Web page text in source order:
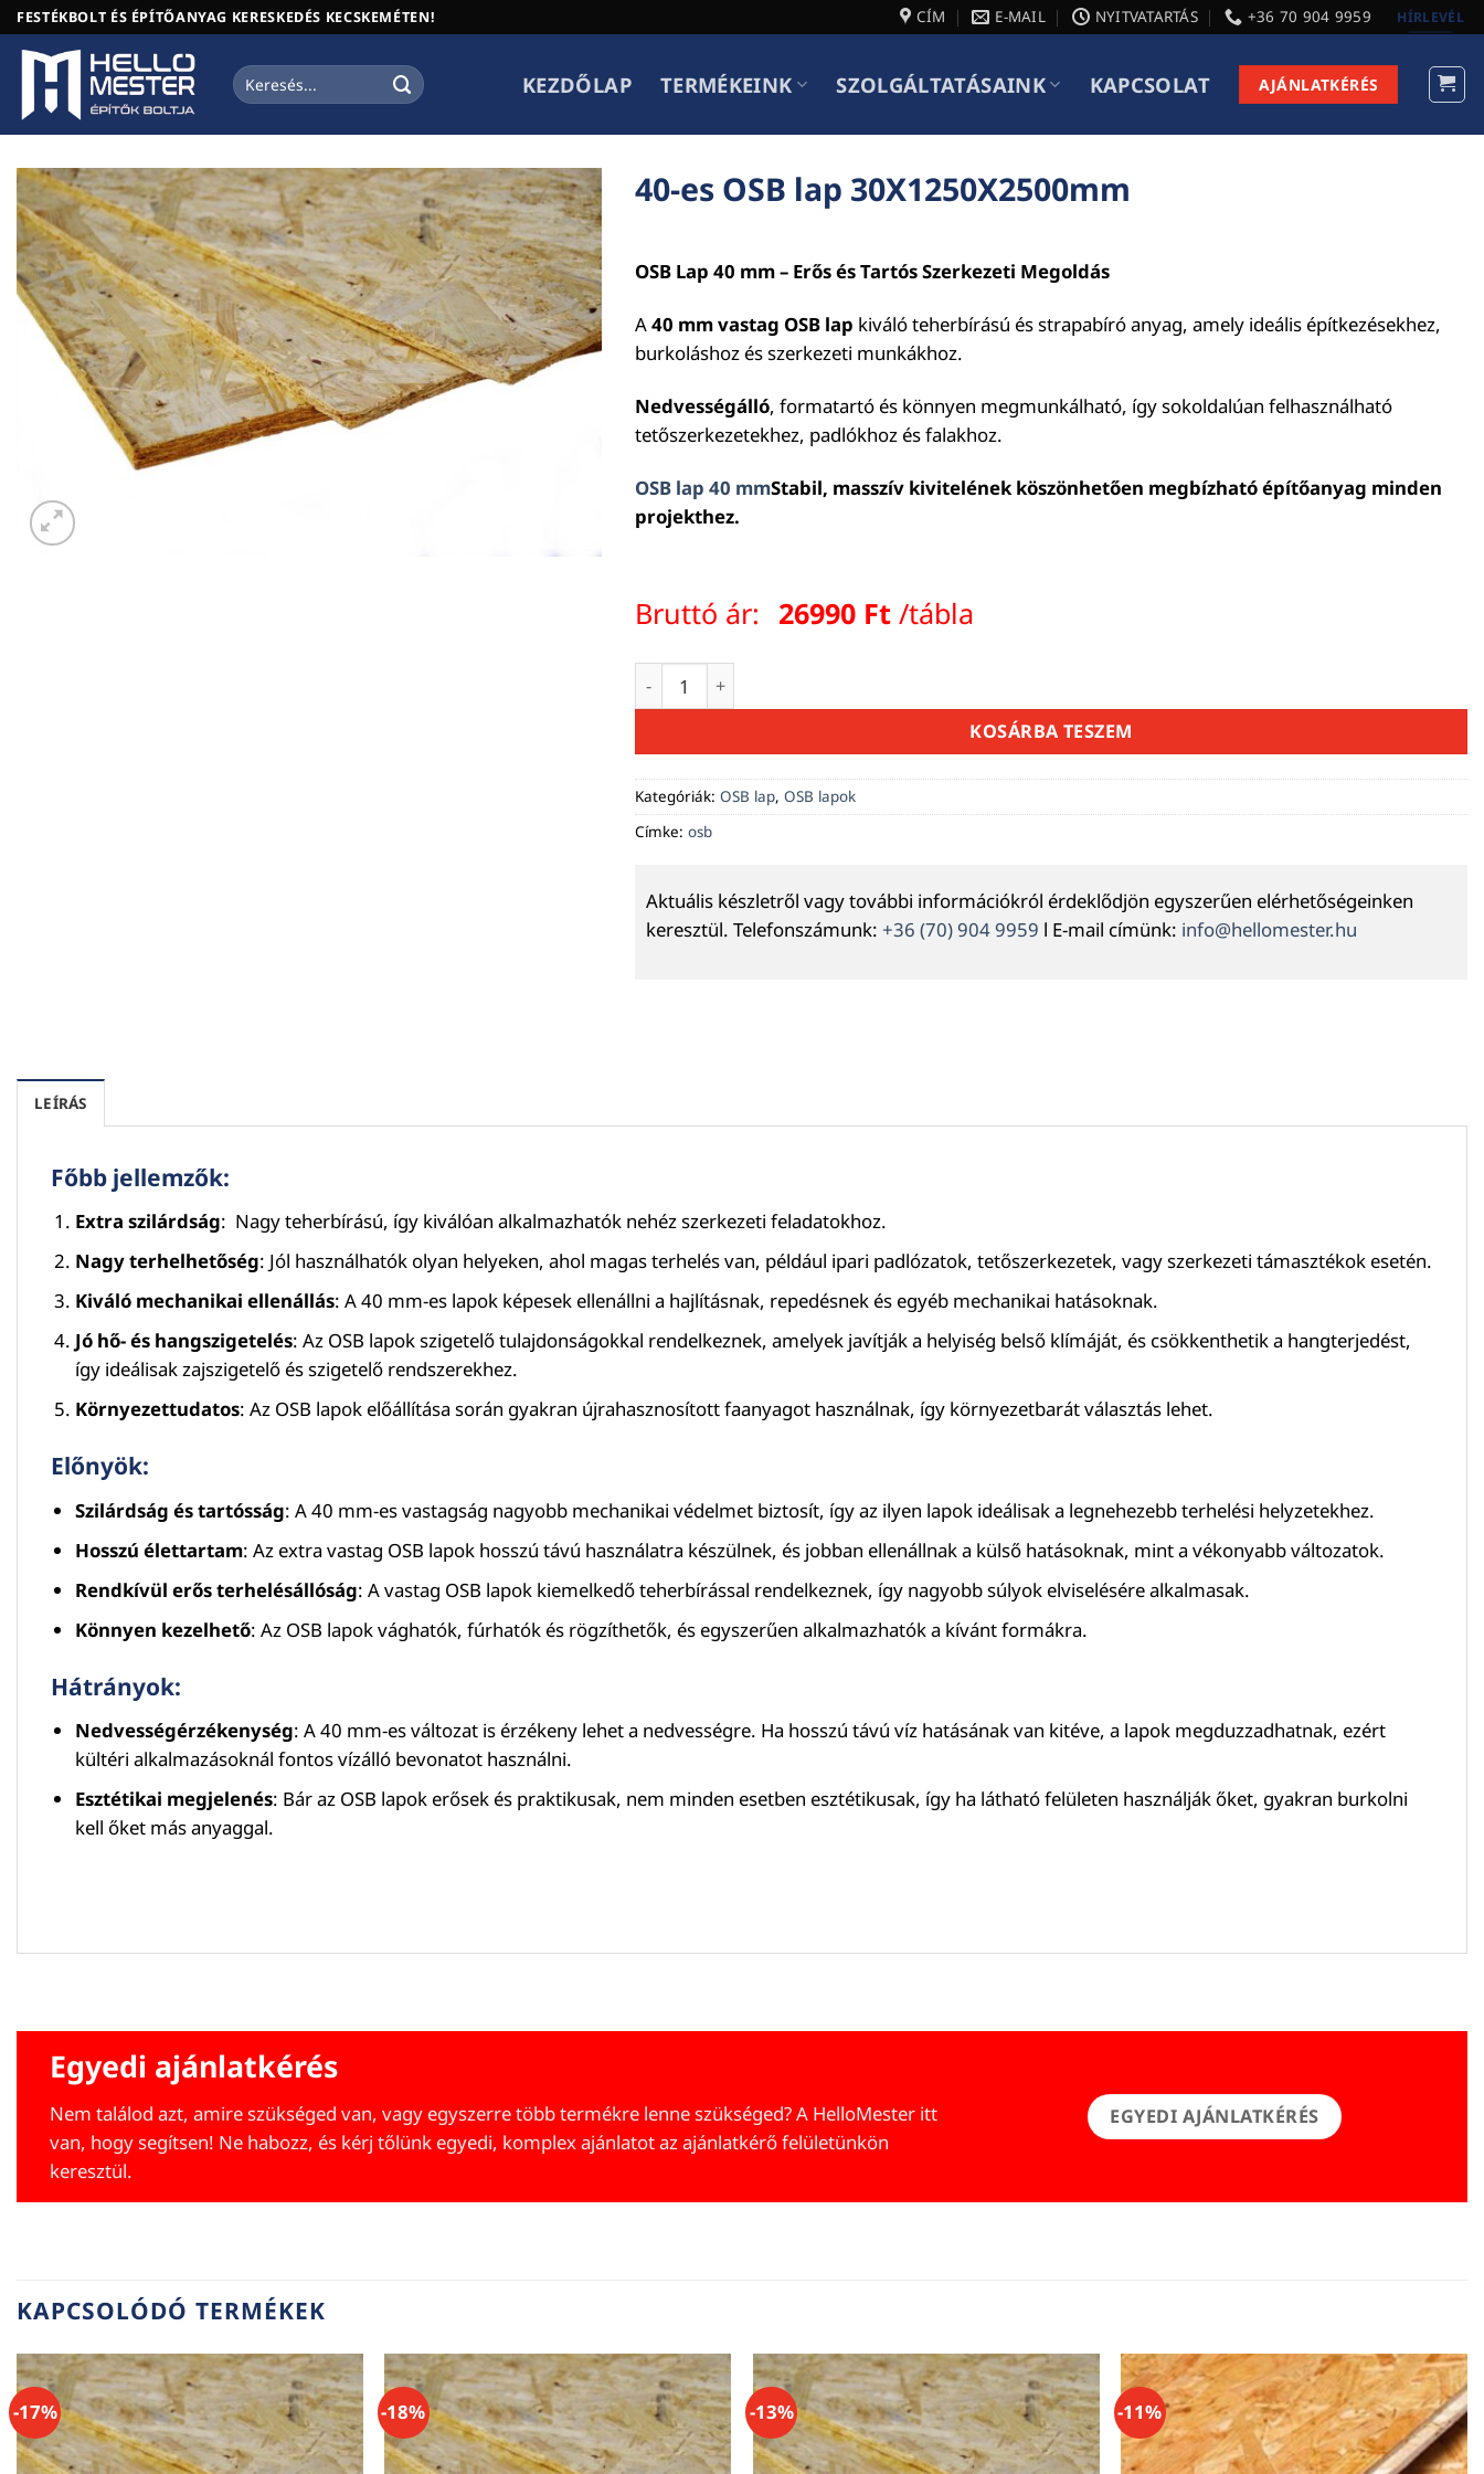
Skip
to
content
FESTÉKBOLT ÉS ÉPÍTŐANYAG KERESKEDÉS KECSKEMÉTEN! CÍM E-MAIL NYITVATARTÁS +36 70 904 9959 HÍRLEVÉL
Keresés
a
KEZDŐLAP TERMÉKEINK SZOLGÁLTATÁSAINK KAPCSOLAT AJÁNLATKÉRÉS
40-es OSB lap 30X1250X2500mm
OSB Lap 40 mm – Erős és Tartós Szerkezeti Megoldás
A40 mm vastag OSB lap kiváló teherbírású és strapabíró anyag, amely ideális építkezésekhez,
burkoláshoz és szerkezeti munkákhoz.
Nedvességálló, formatartó és könnyen megmunkálható, így sokoldalúan felhasználható
tetőszerkezetekhez, padlókhoz és falakhoz.
OSB lap 40 mmStabil, masszív kivitelének köszönhetően megbízható építőanyag minden
projekthez.
Bruttó ár: 26990 Ft /tábla
40-es OSB lap 30X1250X2500mm mennyiség
KOSÁRBA TESZEM
Kategóriák: OSB lap, OSB lapok
Címke: osb
Aktuális készletről vagy további információkról érdeklődjön egyszerűen elérhetőségeinken
keresztül. Telefonszámunk: +36 (70) 904 9959 l E-mail címünk: info@hellomester.hu
LEÍRÁS
Főbb jellemzők:
Extra szilárdság: Nagy teherbírású, így kiválóan alkalmazhatók nehéz szerkezeti feladatokhoz.
Nagy terhelhetőség: Jól használhatók olyan helyeken, ahol magas terhelés van, például ipari padlózatok, tetőszerkezetek, vagy szerkezeti támasztékok esetén.
Kiváló mechanikai ellenállás: A 40 mm-es lapok képesek ellenállni a hajlításnak, repedésnek és egyéb mechanikai hatásoknak.
Jó hő- és hangszigetelés: Az OSB lapok szigetelő tulajdonságokkal rendelkeznek, amelyek javítják a helyiség belső klímáját, és csökkenthetik a hangterjedést,
így ideálisak zajszigetelő és szigetelő rendszerekhez.
Környezettudatos: Az OSB lapok előállítása során gyakran újrahasznosított faanyagot használnak, így környezetbarát választás lehet.
Előnyök:
Szilárdság és tartósság: A 40 mm-es vastagság nagyobb mechanikai védelmet biztosít, így az ilyen lapok ideálisak a legnehezebb terhelési helyzetekhez.
Hosszú élettartam: Az extra vastag OSB lapok hosszú távú használatra készülnek, és jobban ellenállnak a külső hatásoknak, mint a vékonyabb változatok.
Rendkívül erős terhelésállóság: A vastag OSB lapok kiemelkedő teherbírással rendelkeznek, így nagyobb súlyok elviselésére alkalmasak.
Könnyen kezelhető: Az OSB lapok vághatók, fúrhatók és rögzíthetők, és egyszerűen alkalmazhatók a kívánt formákra.
Hátrányok:
Nedvességérzékenység: A 40 mm-es változat is érzékeny lehet a nedvességre. Ha hosszú távú víz hatásának van kitéve, a lapok megduzzadhatnak, ezért
kültéri alkalmazásoknál fontos vízálló bevonatot használni.
Esztétikai megjelenés: Bár az OSB lapok erősek és praktikusak, nem minden esetben esztétikusak, így ha látható felületen használják őket, gyakran burkolni
kell őket más anyaggal.
Egyedi ajánlatkérés
Nem találod azt, amire szükséged van, vagy egyszerre több termékre lenne szükséged? A HelloMester itt
van, hogy segítsen! Ne habozz, és kérj tőlünk egyedi, komplex ajánlatot az ajánlatkérő felületünkön
keresztül.
EGYEDI AJÁNLATKÉRÉS
KAPCSOLÓDÓ TERMÉKEK
-17% -18% -13% -11%